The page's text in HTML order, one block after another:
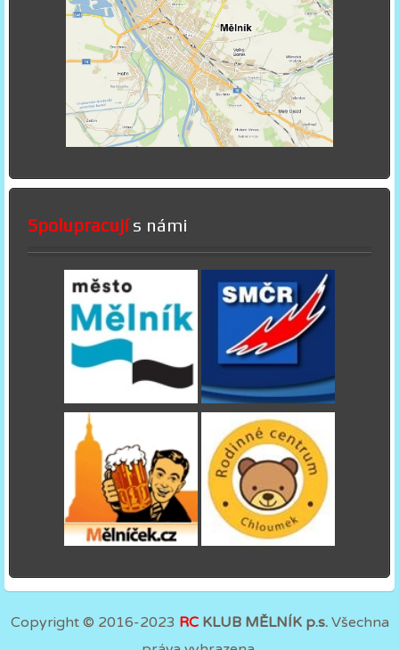
Spolupracujís námi
Copyright © 2016-2023 RC KLUB MĚLNÍK p.s.Všechna